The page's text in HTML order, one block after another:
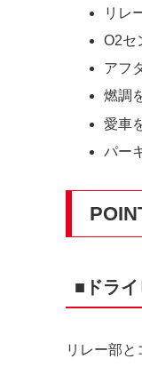
リレ
O2セ
アフ
燃調
愛車
パー
■ドラ
リレー部